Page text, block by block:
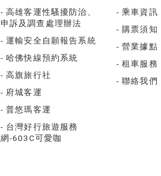
- 高雄客運性騷擾防治、
申訴及調查處理辦法
- 運輸安全自願報告系統
- 哈佛快線預約系統
- 高旗旅行社
- 府城客運
- 普悠瑪客運
- 台灣好行旅遊服務
網-603C可愛咖
- 乘車資訊
- 購票須知
- 營業據點
- 租車服務
- 聯絡我們